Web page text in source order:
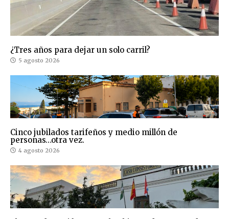
¿Tres años para dejar un solo carril?
5 agosto 2026
Cinco jubilados tarifeños y medio millón de
personas…otra vez.
4 agosto 2026